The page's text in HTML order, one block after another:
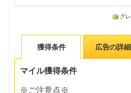
グ
獲得条件 広告の詳細
マイル獲得条件
※ご注意点※